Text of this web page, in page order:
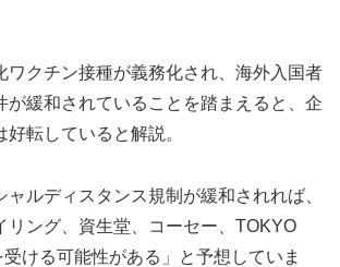
ワクチン接種が義務化され、海外入国者
が緩和されていることを踏まえると、企
転していると解説。
ャルディスタンス規制が緩和されれば、
リング、資生堂、コーセー、TOKYO
ける可能性がある」と予想していま